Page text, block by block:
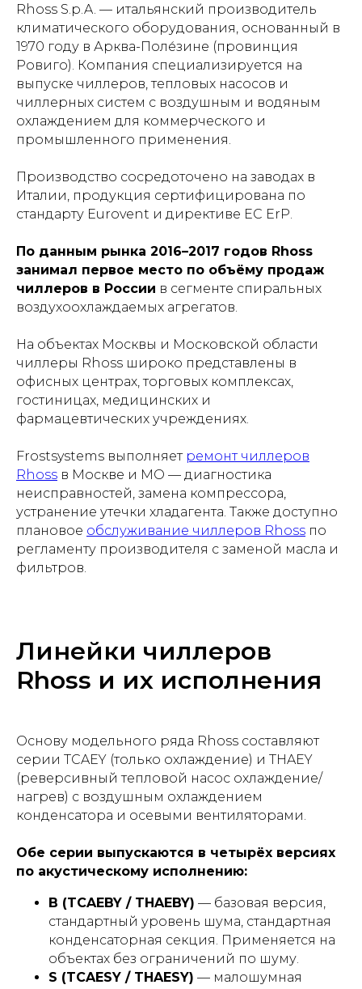
Rhoss S.p.A. — итальянский производитель
климатического оборудования, основанный в
1970 году в Арква-Поле́зине (провинция
Ровиго). Компания специализируется на
выпуске чиллеров, тепловых насосов и
чиллерных систем с воздушным и водяным
охлаждением для коммерческого и
промышленного применения.
Производство сосредоточено на заводах в
Италии, продукция сертифицирована по
стандарту Eurovent и директиве ЕС ErP.
По данным рынка 2016–2017 годов Rhoss
занимал первое место по объёму продаж
чиллеров в России в сегменте спиральных
воздухоохлаждаемых агрегатов.
На объектах Москвы и Московской области
чиллеры Rhoss широко представлены в
офисных центрах, торговых комплексах,
гостиницах, медицинских и
фармацевтических учреждениях.
Frostsystems выполняет ремонт чиллеров
Rhoss в Москве и МО — диагностика
неисправностей, замена компрессора,
устранение утечки хладагента. Также доступно
плановое обслуживание чиллеров Rhoss по
регламенту производителя с заменой масла и
фильтров.
Линейки чиллеров
Rhoss и их исполнения
Основу модельного ряда Rhoss составляют
серии TCAEY (только охлаждение) и THAEY
(реверсивный тепловой насос охлаждение/
нагрев) с воздушным охлаждением
конденсатора и осевыми вентиляторами.
Обе серии выпускаются в четырёх версиях
по акустическому исполнению:
B (TCAEBY / THAEBY) — базовая версия,
стандартный уровень шума, стандартная
конденсаторная секция. Применяется на
объектах без ограничений по шуму.
S (TCAESY / THAESY) — малошумная